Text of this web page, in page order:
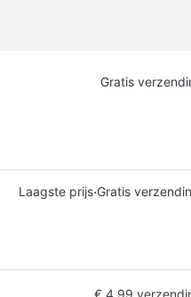
Gratis
Laagste prijs·Gratis
€ 4,99